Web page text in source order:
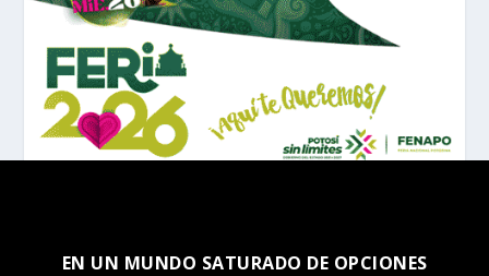
EN UN MUNDO SATURADO DE OPCIONES